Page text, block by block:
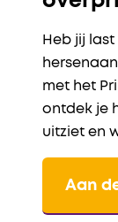
Heb jij
met het
ontdek je
uitziet en
Aan